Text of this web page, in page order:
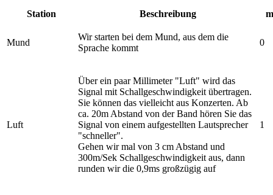
Station Beschreibung
Mund
Wir starten bei dem Mund, aus dem die
Sprache kommt
0
Luft
Über ein paar Millimeter "Luft" wird das
Signal mit Schallgeschwindigkeit übertragen.
Sie können das vielleicht aus Konzerten. Ab
ca. 20m Abstand von der Band hören Sie das
Signal von einem aufgestellten Lautsprecher
"schneller".
Gehen wir mal von 3 cm Abstand und
300m/Sek Schallgeschwindigkeit aus, dann
runden wir die 0,9ms großzügig auf
1